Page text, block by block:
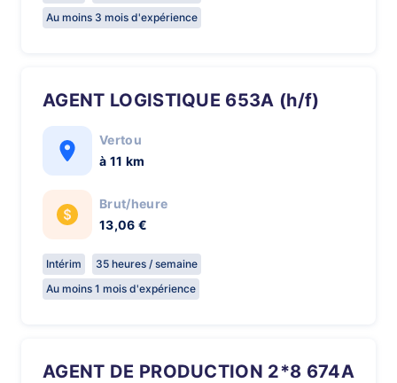
Au moins 3 mois d'expérience
AGENT LOGISTIQUE 653A (h/f)
Vertou
à 11 km
Brut/heure
13,06 €
Intérim
35 heures / semaine
Au moins 1 mois d'expérience
AGENT DE PRODUCTION 2*8 674A